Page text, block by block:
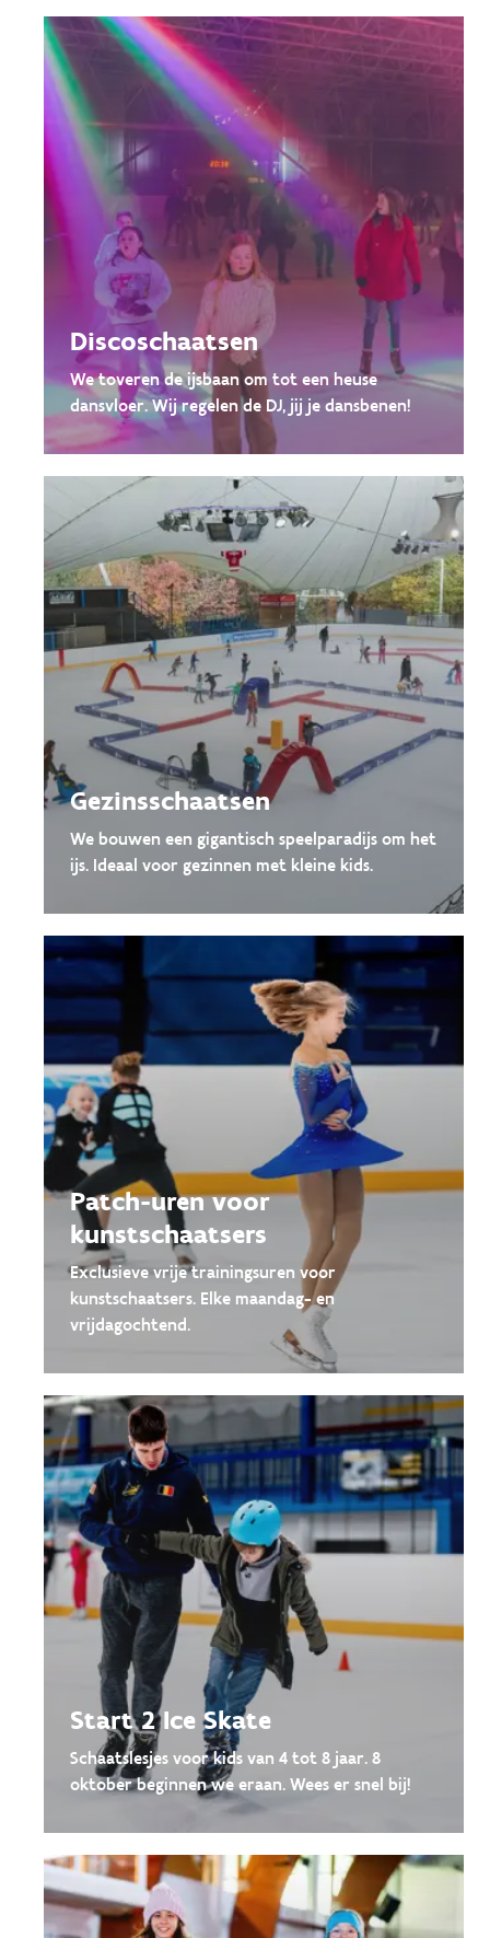
Discoschaatsen
We toveren de ijsbaan om tot een heuse
dansvloer. Wij regelen de DJ, jij je dansbenen!
Gezinsschaatsen
We bouwen een gigantisch speelparadijs om het
ijs. Ideaal voor gezinnen met kleine kids.
Patch-uren voor
kunstschaatsers
Exclusieve vrije trainingsuren voor
kunstschaatsers. Elke maandag- en
vrijdagochtend.
Start 2 Ice Skate
Schaatslesjes voor kids van 4 tot 8 jaar. 8
oktober beginnen we eraan. Wees er snel bij!